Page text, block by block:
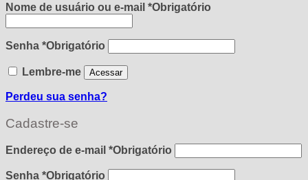
Nome de usuário ou e-mail *Obrigatório
Senha *Obrigatório
Lembre-me Acessar
Perdeu sua senha?
Cadastre-se
Endereço de e-mail *Obrigatório
Senha *Obrigatório